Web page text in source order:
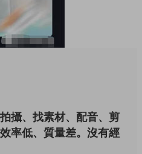
攝、找素材、配音、剪
率低、質量差。沒有經